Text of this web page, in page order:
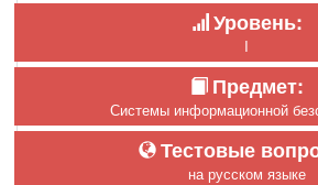
Уровень:
I
Предмет:
Системы информационной
Тестовые
на русском языке